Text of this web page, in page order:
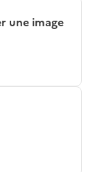
une image